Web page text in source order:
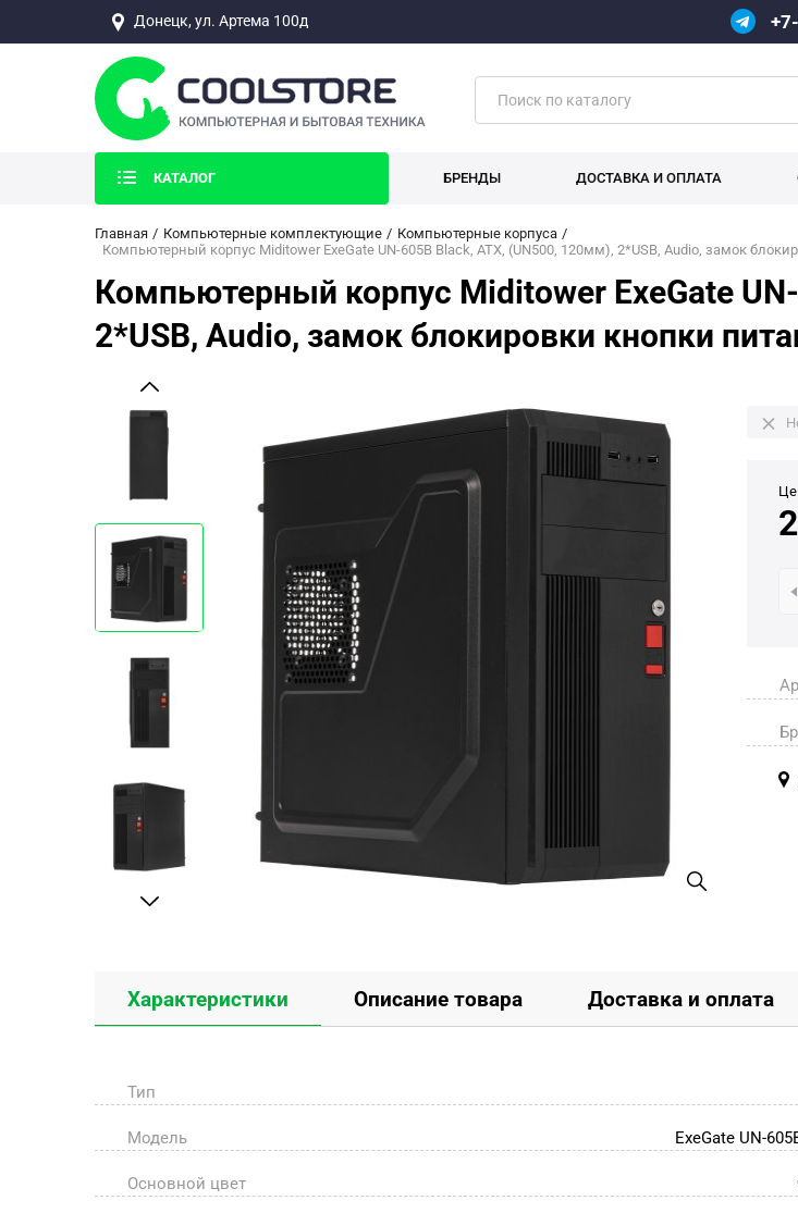
Донецк, ул. Артема 100д
КАТАЛОГ БРЕНДЫ ДОСТАВКА И ОПЛАТА
Главная Компьютерные комплектующие
Компьютерные корпуса
Компьютерный корпус Miditower ExeGate UN-605B Black, ATX, (UN500, 120мм), 2*USB, Audio, замок
Компьютерный корпус Miditower ExeGate
2*USB, Audio, замок блокировки кнопки
Характеристики Описание товара Доставка и оплата
Тип
Модель ExeGate UN-
Основной цвет